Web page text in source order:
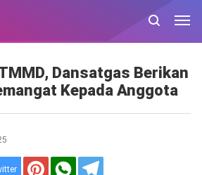
Dansatgas Berikan
Kepada Anggota